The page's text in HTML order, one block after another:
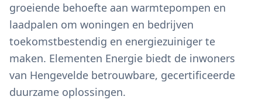
groeiende behoefte aan warmtepompen en
laadpalen om woningen en bedrijven
toekomstbestendig en energiezuiniger te
maken. Elementen Energie biedt de inwoners
van Hengevelde betrouwbare, gecertificeerde
duurzame oplossingen.